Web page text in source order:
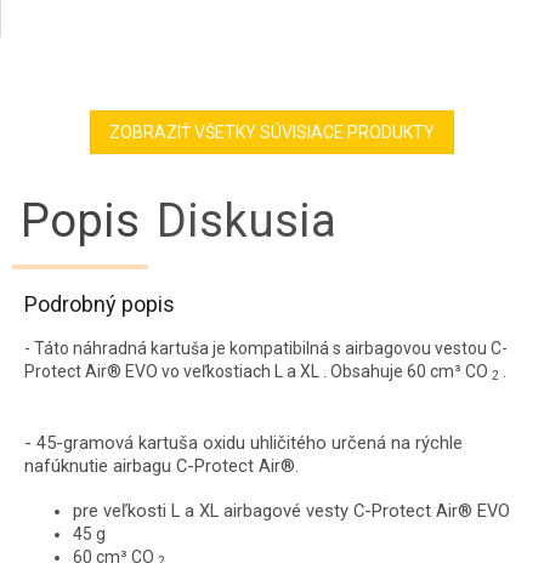
ZOBRAZIŤ VŠETKY SÚVISIACE PRODUKTY
Popis Diskusia
Podrobný popis
- Táto náhradná kartuša je kompatibilná s airbagovou vestou C-
Protect Air® EVO vo veľkostiach L a XL . Obsahuje 60 cm³ CO 2
- 45-gramová kartuša oxidu uhličitého určená na rýchle
nafúknutie airbagu C-Protect Air®.
pre veľkosti L a XL airbagové vesty C-Protect Air® EVO
45 g
60 cm³ CO